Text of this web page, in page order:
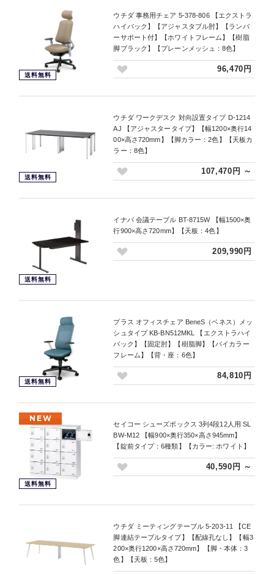
送料無料
ウチダ 事務用チェア 5-378-806 【エクストラ
ハイバック】【アジャスタブル肘】【ランバ
ーサポート付】【ホワイトフレーム】【樹脂
脚ブラック】【プレーンメッシュ：8色】
96,470円
送料無料
ウチダ ワークデスク 対向設置タイプ D-1214
AJ 【アジャスタータイプ】【幅1200×奥行14
00×高さ720mm】【脚カラー：2色】【天板カ
ラー：8色】
107,470円 ～
送料無料
イナバ 会議テーブル BT-8715W 【幅1500×奥
行900×高さ720mm】【天板：4色】
209,990円
送料無料
プラス オフィスチェア BeneS（ベネス）メッ
シュタイプ KB-BN512MKL 【エクストラハイ
バック】【固定肘】【樹脂脚】【バイカラー
フレーム】【背・座：6色】
84,810円
NEW
送料無料
セイコー シューズボックス 3列4段12人用 SL
BW-M12 【幅900×奥行350×高さ945mm】
【錠前タイプ：6種類】【カラー: ホワイト】
40,590円 ～
ウチダ ミーティングテーブル 5-203-11 【CE
脚連結テーブルタイプ】【配線孔なし】【幅3
200×奥行1200×高さ720mm】【脚・本体：3
色】【天板：5色】